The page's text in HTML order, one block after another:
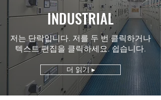
INDUSTRIAL
저는 단락입니다. 저를 두 번 클릭하거나
텍스트 편집을 클릭하세요. 쉽습니다.
더 읽기 ▸